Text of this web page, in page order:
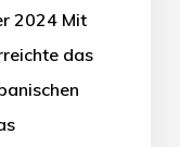
2024 Mit
das